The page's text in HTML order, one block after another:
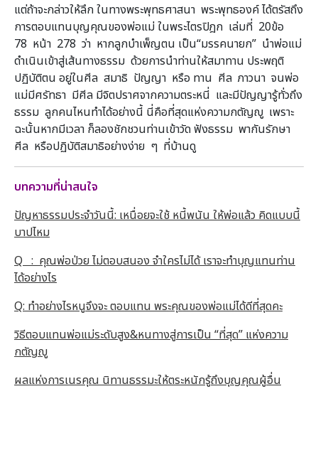
แต่ถ้าจะกล่าวให้ลึก ในทางพระพุทธศาสนา พระพุทธองค์ ได้ตรัสถึง
การตอบแทนบุญคุณของพ่อแม่ ในพระไตรปิฎก เล่มที่ 20ข้อ
78 หน้า 278 ว่า หากลูกบำเพ็ญตน เป็น“มรรคนายก” นำพ่อแม่
ดำเนินเข้าสู่เส้นทางธรรม ด้วยการนำท่านให้สมาทาน ประพฤติ
ปฏิบัติตน อยู่ในศีล สมาธิ ปัญญา หรือ ทาน ศีล ภาวนา จนพ่อ
แม่มีศรัทธา มีศีล มีจิตปราศจากความตระหนี่ และมีปัญญารู้ทั่วถึง
ธรรม ลูกคนไหนทำได้อย่างนี้ นี่คือที่สุดแห่งความกตัญญู เพราะ
ฉะนั้นหากมีเวลา ก็ลองชักชวนท่านเข้าวัด ฟังธรรม พากันรักษา
ศีล หรือปฏิบัติสมาธิอย่างง่าย ๆ ที่บ้านดู
บทความที่น่าสนใจ
ปัญหาธรรมประจำวันนี้: เหนื่อยจะใช้ หนี้พนัน ให้พ่อแล้ว คิดแบบนี้
บาปไหม
Q : คุณพ่อป่วย ไม่ตอบสนอง จำใครไม่ได้ เราจะทำบุญแทนท่าน
ได้อย่างไร
Q: ทำอย่างไรหนูจึงจะ ตอบแทน พระคุณของพ่อแม่ได้ดีที่สุดคะ
วิธีตอบแทนพ่อแม่ระดับสูง&หนทางสู่การเป็น “ที่สุด” แห่งความ
กตัญญู
ผลแห่งการเนรคุณ นิทานธรรมะให้ตระหนักรู้ถึงบุญคุณผู้อื่น